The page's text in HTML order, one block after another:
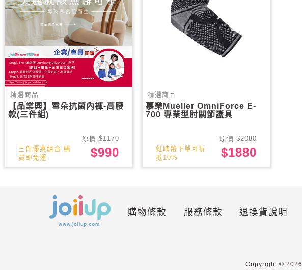
精選商品
【品業興】雪朵抗菌內褲-高腰
款(三件組)
三件優惠組合 購
買即免運
原價 $1170
$990
精選商品
慕樂Mueller OmniForce E-
700 專業型肘關節護具
虹映幣下單可折
抵10%
原價 $2080
$1880
購物條款 服務條款 退換貨說明
Copyright © 2026